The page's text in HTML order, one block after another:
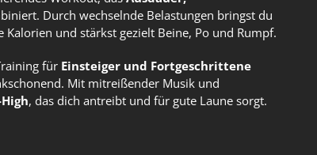
Durch wechselnde Belastungen bringst du
Kalorien und stärkst gezielt Beine, Po und Rumpf.
für Einsteiger und Fortgeschrittene
Mit mitreißender Musik und
, das dich antreibt und für gute Laune sorgt.